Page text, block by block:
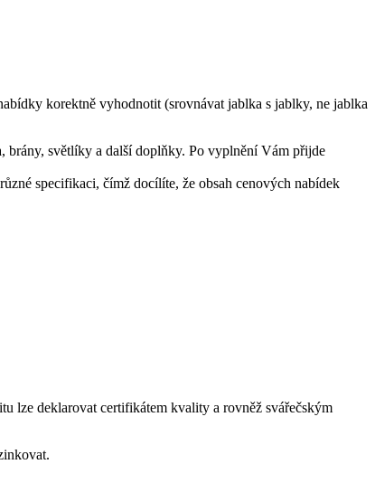
korektně vyhodnotit (srovnávat jablka s jablky, ne jablka
brány, světlíky a další doplňky. Po vyplnění Vám přijde
specifikaci, čímž docílíte, že obsah cenových nabídek
lze deklarovat certifikátem kvality a rovněž svářečským